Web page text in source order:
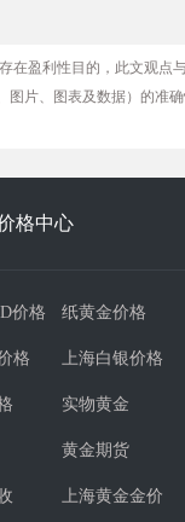
在盈利性目的，此文观
片、图表及数据）的准
格中心
价格 纸黄金价格
格 上海白银价格
实物黄金
黄金期货
上海黄金金价